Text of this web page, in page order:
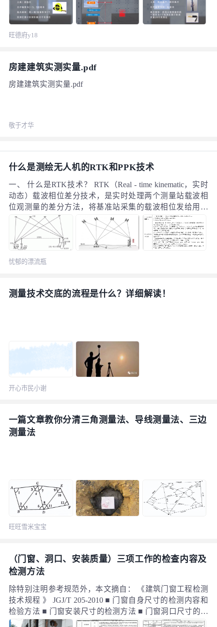
旺德府y18
房建建筑实测实量.pdf
房建建筑实测实量.pdf
敬于才华
什么是测绘无人机的RTK和PPK技术
一、 什么是RTK技术？ RTK（Real - time kinematic，实时
动态）载波相位差分技术，是实时处理两个测量站载波相
位观测量的差分方法，将基准站采集的载波相位发给用户
接收机，进行求差解算坐标。 也就是说，RTK需要有另外
一个设备作为基准站，基准站接收到的卫星信号通过无线
通信网实时发给用户。用户接收机将接收到的卫星信号和
收到基准站信号实时联合解算，求得基准站和流动站间坐
标增量（基线向量）。求解出的平面精度可达到1-2厘米。
忧郁的漂流瓶
测量技术交底的流程是什么？详细解读！
开心市民小谢
一篇文章教你分清三角测量法、导线测量法、三边
测量法
旺旺雪米宝宝
（门窗、洞口、安装质量）三项工作的检查内容及
检测方法
除特别注明参考规范外，本文摘自： 《建筑门窗工程检测
技术规程 》 JGJ/T 205-2010 ■ 门窗自身尺寸的检测内容和
检验方法 ■ 门窗安装尺寸的检测方法 ■ 门窗洞口尺寸的偏
差检测方法 JGJ/T 205第 5.2.2 过去洞口尺寸控制没有得到